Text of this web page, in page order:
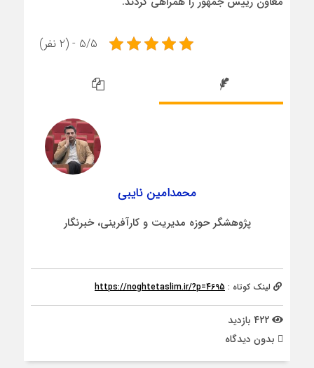
5/5 - (2 نفر)
محمدامین نایبی
پژوهشگر حوزه مدیریت و کارآفرینی، خبرنگار
لینک کوتاه : https://noghtetaslim.ir/?p=4695
بدون دیدگاه